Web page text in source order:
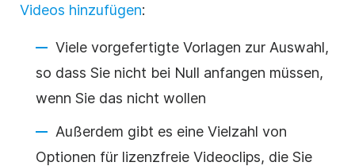
Videos hinzufügen:
Viele vorgefertigte Vorlagen zur Auswahl,
so dass Sie nicht bei Null anfangen müssen,
wenn Sie das nicht wollen
Außerdem gibt es eine Vielzahl von
Optionen für lizenzfreie Videoclips, die Sie